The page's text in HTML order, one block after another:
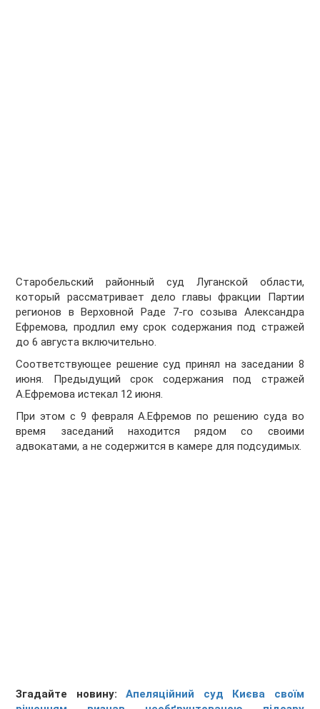
Старобельский районный суд Луганской области,
который рассматривает дело главы фракции Партии
регионов в Верховной Раде 7-го созыва Александра
Ефремова, продлил ему срок содержания под стражей
до 6 августа включительно.
Соответствующее решение суд принял на заседании 8
июня. Предыдущий срок содержания под стражей
А.Ефремова истекал 12 июня.
При этом с 9 февраля А.Ефремов по решению суда во
время заседаний находится рядом со своими
адвокатами, а не содержится в камере для подсудимых.
Згадайте новину:Апеляційний суд Києва своїм